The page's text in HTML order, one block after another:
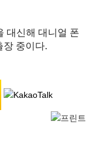
대신해 대니얼 폰
장 중이다.